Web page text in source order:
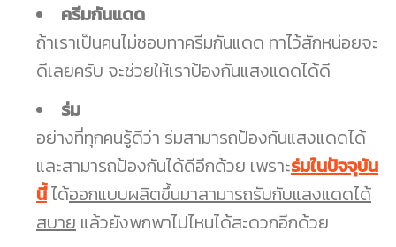
ครีมกันแดด
ถ้าเราเป็นคนไม่ชอบทาครีมกันแดด ทาไว้สักหน่อยจะ
ดีเลยครับ จะช่วยให้เราป้องกันแสงแดดได้ดี
ร่ม
อย่างที่ทุกคนรู้ดีว่า ร่มสามารถป้องกันแสงแดดได้
และสามารถป้องกันได้ดีอีกด้วย เพราะร่มในปัจจุบัน
นี้ได้ออกแบบผลิตขึ้นมาสามารถรับกับแสงแดดได้
สบาย แล้วยังพกพาไปไหนได้สะดวกอีกด้วย